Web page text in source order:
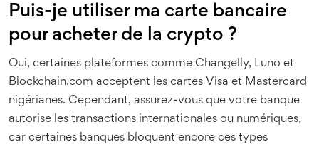
Puis-je utiliser ma carte bancaire
pour acheter de la crypto ?
Oui, certaines plateformes comme Changelly, Luno et
Blockchain.com acceptent les cartes Visa et Mastercard
nigérianes. Cependant, assurez-vous que votre banque
autorise les transactions internationales ou numériques,
car certaines banques bloquent encore ces types